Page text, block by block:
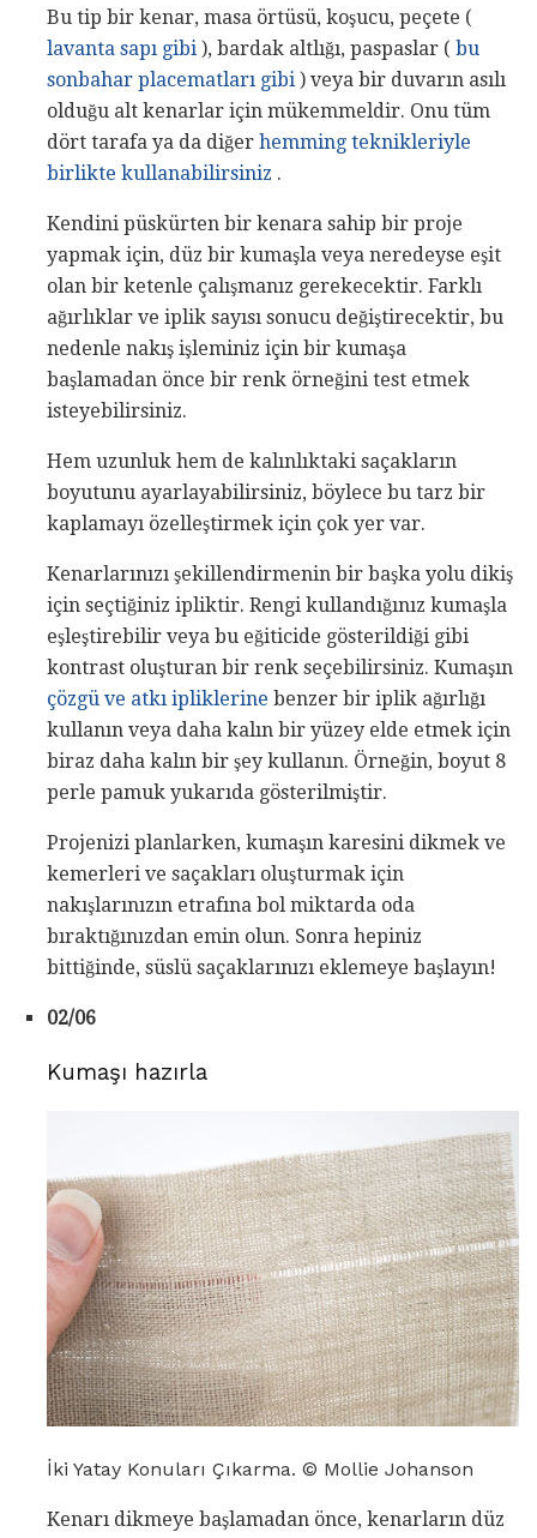
Bu tip bir kenar, masa örtüsü, koşucu, peçete (
lavanta sapı gibi ), bardak altlığı, paspaslar ( bu
sonbahar placematları gibi ) veya bir duvarın asılı
olduğu alt kenarlar için mükemmeldir. Onu tüm
dört tarafa ya da diğer hemming teknikleriyle
birlikte kullanabilirsiniz .
Kendini püskürten bir kenara sahip bir proje
yapmak için, düz bir kumaşla veya neredeyse eşit
olan bir ketenle çalışmanız gerekecektir. Farklı
ağırlıklar ve iplik sayısı sonucu değiştirecektir, bu
nedenle nakış işleminiz için bir kumaşa
başlamadan önce bir renk örneğini test etmek
isteyebilirsiniz.
Hem uzunluk hem de kalınlıktaki saçakların
boyutunu ayarlayabilirsiniz, böylece bu tarz bir
kaplamayı özelleştirmek için çok yer var.
Kenarlarınızı şekillendirmenin bir başka yolu dikiş
için seçtiğiniz ipliktir. Rengi kullandığınız kumaşla
eşleştirebilir veya bu eğiticide gösterildiği gibi
kontrast oluşturan bir renk seçebilirsiniz. Kumaşın
çözgü ve atkı ipliklerine benzer bir iplik ağırlığı
kullanın veya daha kalın bir yüzey elde etmek için
biraz daha kalın bir şey kullanın. Örneğin, boyut 8
perle pamuk yukarıda gösterilmiştir.
Projenizi planlarken, kumaşın karesini dikmek ve
kemerleri ve saçakları oluşturmak için
nakışlarınızın etrafına bol miktarda oda
bıraktığınızdan emin olun. Sonra hepiniz
bittiğinde, süslü saçaklarınızı eklemeye başlayın!
02/06
Kumaşı hazırla
İki Yatay Konuları Çıkarma. © Mollie Johanson
Kenarı dikmeye başlamadan önce, kenarların düz